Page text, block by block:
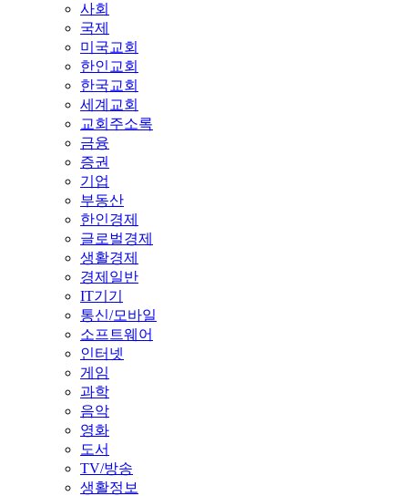
사회
국제
미국교회
한인교회
한국교회
세계교회
교회주소록
금융
증권
기업
부동산
한인경제
글로벌경제
생활경제
경제일반
IT기기
통신/모바일
소프트웨어
인터넷
게임
과학
음악
영화
도서
TV/방송
생활정보